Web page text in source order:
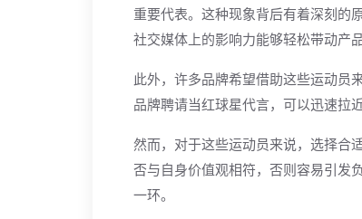
重要代表。这种现象背后有着深刻的
社交媒体上的影响力能够轻松带动产品
此外，许多品牌希望借助这些运动员
品牌聘请当红球星代言，可以迅速拉
然而，对于这些运动员来说，选择合
否与自身价值观相符，否则容易引发
一环。